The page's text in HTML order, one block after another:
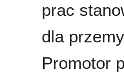
prac
dla
Promotor